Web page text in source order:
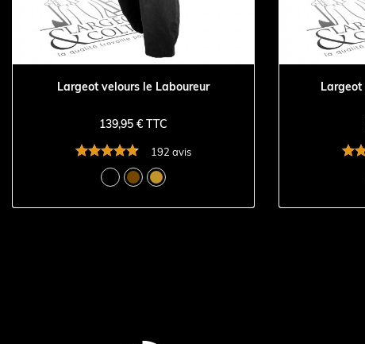
Largeot velours le Laboureur
139,95 € TTC
192 avis